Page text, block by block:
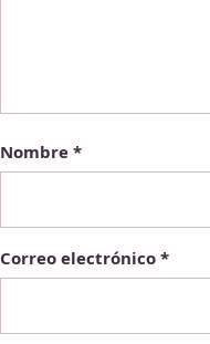
Nombre *
Correo electrónico *